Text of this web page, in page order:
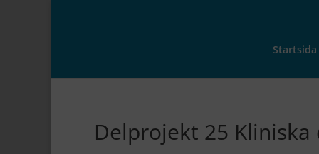
Startsida
Delprojekt 25